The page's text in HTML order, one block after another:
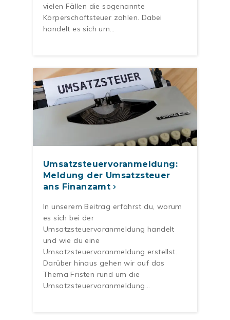
vielen Fällen die sogenannte
Körperschaftsteuer zahlen. Dabei
handelt es sich um…
Umsatzsteuervoranmeldung:
Meldung der Umsatzsteuer
ans Finanzamt
In unserem Beitrag erfährst du, worum
es sich bei der
Umsatzsteuervoranmeldung handelt
und wie du eine
Umsatzsteuervoranmeldung erstellst.
Darüber hinaus gehen wir auf das
Thema Fristen rund um die
Umsatzsteuervoranmeldung…